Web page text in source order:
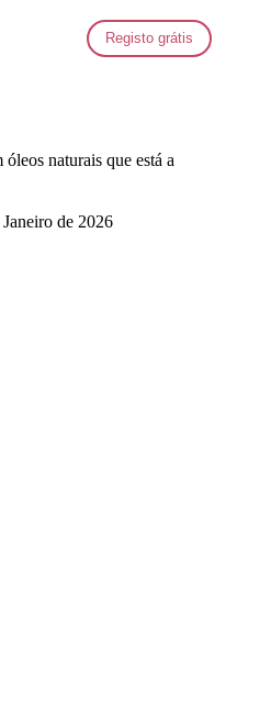
Registo grátis
naturais que está a
Janeiro de 2026